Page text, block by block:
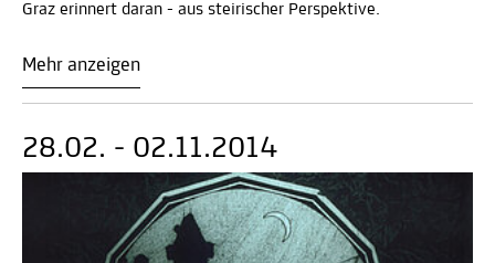
Graz erinnert daran - aus steirischer Perspektive.
Mehr anzeigen
28.02. - 02.11.2014